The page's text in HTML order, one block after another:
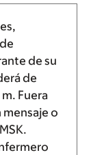
de su
de
m. Fuera
o